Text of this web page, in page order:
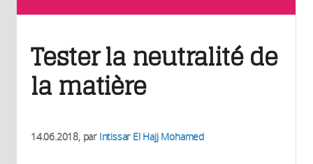
Tester la neutralité de
la matière
14.06.2018, par Intissar El Hajj Mohamed